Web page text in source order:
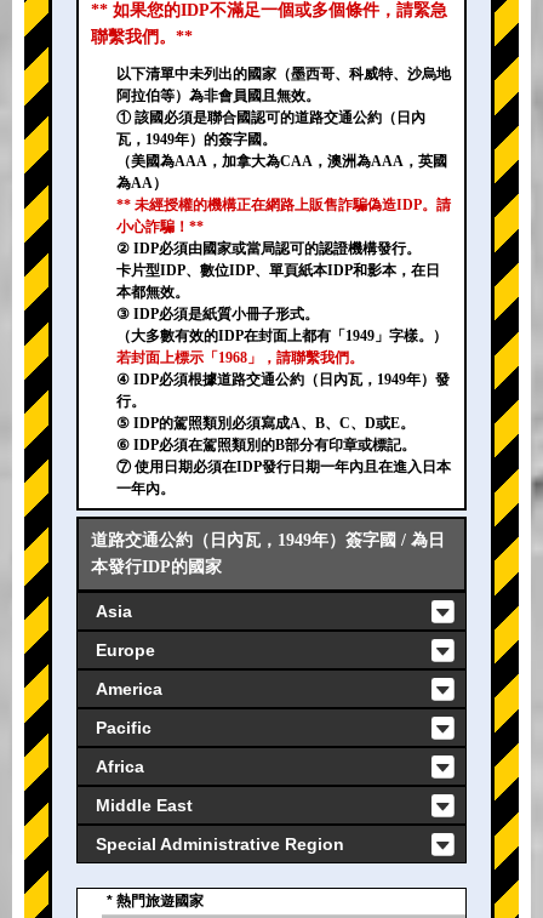
** 如果您的IDP不滿足一個或多個條件，請緊急
聯繫我們。**
以下清單中未列出的國家（墨西哥、科威特、沙烏地
阿拉伯等）為非會員國且無效。
① 該國必須是聯合國認可的道路交通公約（日內
瓦，1949年）的簽字國。
（美國為AAA，加拿大為CAA，澳洲為AAA，英國
為AA）
** 未經授權的機構正在網路上販售詐騙偽造IDP。請
小心詐騙！**
② IDP必須由國家或當局認可的認證機構發行。
卡片型IDP、數位IDP、單頁紙本IDP和影本，在日
本都無效。
③ IDP必須是紙質小冊子形式。
（大多數有效的IDP在封面上都有「1949」字樣。）
若封面上標示「1968」，請聯繫我們。
④ IDP必須根據道路交通公約（日內瓦，1949年）發
行。
⑤ IDP的駕照類別必須寫成A、B、C、D或E。
⑥ IDP必須在駕照類別的B部分有印章或標記。
⑦ 使用日期必須在IDP發行日期一年內且在進入日本
一年內。
道路交通公約（日內瓦，1949年）簽字國 / 為日
本發行IDP的國家
Asia
Europe
America
Pacific
Africa
Middle East
Special Administrative Region
* 熱門旅遊國家